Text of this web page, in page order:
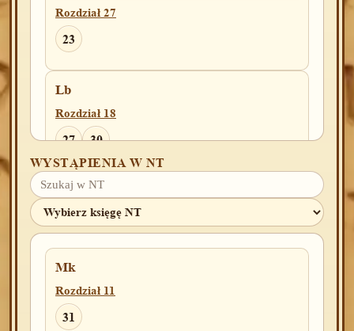
Rozdział 27
23
Lb
Rozdział 18
27 30
Pwt
Rozdział 2
13
WYSTĄPIENIA W NT
Mk
Rozdział 11
31